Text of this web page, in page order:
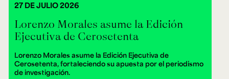
Lorenzo Morales asume la Edición
Ejecutiva de Cerosetenta
Lorenzo Morales asume la Edición Ejecutiva de
Cerosetenta, fortaleciendo su apuesta por el periodismo
de investigación.
27 DE JULIO 2026